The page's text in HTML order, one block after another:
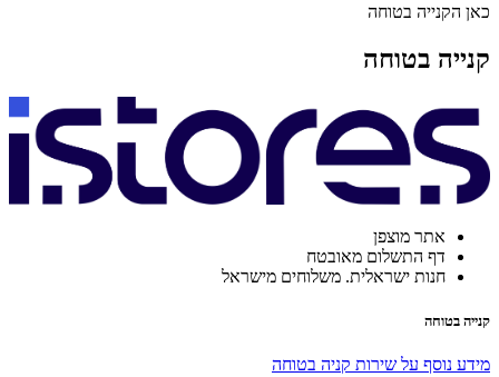
כאן הקנייה בטוחה
קנייה בטוחה
אתר מוצפן
דף התשלום מאובטח
חנות ישראלית. משלוחים מישראל
קנייה בטוחה
מידע נוסף על שירות קניה בטוחה